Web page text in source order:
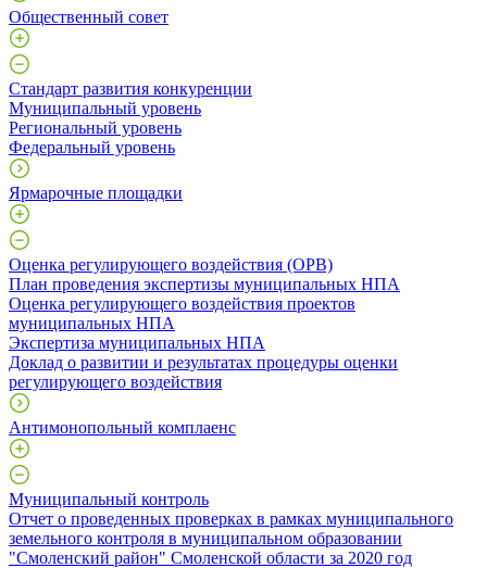
Общественный совет
Стандарт развития конкуренции
Муниципальный уровень
Региональный уровень
Федеральный уровень
Ярмарочные площадки
Оценка регулирующего воздействия (ОРВ)
План проведения экспертизы муниципальных НПА
Оценка регулирующего воздействия проектов
муниципальных НПА
Экспертиза муниципальных НПА
Доклад о развитии и результатах процедуры оценки
регулирующего воздействия
Антимонопольный комплаенс
Муниципальный контроль
Отчет о проведенных проверках в рамках муниципального
земельного контроля в муниципальном образовании
"Смоленский район" Смоленской области за 2020 год